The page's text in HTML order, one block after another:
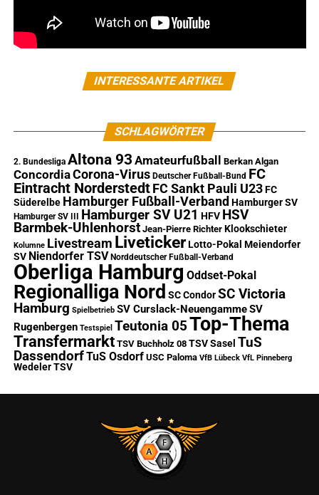
INTERESSANTE ARTIKEL
SCHLAGWÖRTER
2. Bundesliga Altona 93 Amateurfußball Berkan Algan
ConcordiaCorona-Virus Deutscher Fußball-Bund FC
Eintracht Norderstedt FC Sankt Pauli U23 FC
Süderelbe Hamburger Fußball-Verband Hamburger SV
Hamburger SV III Hamburger SV U21 HFV HSV
Barmbek-Uhlenhorst Jean-Pierre Richter Klookschieter
Kolumne Livestream Liveticker Lotto-Pokal Meiendorfer
SV Niendorfer TSV Norddeutscher Fußball-Verband
Oberliga Hamburg Oddset-Pokal
Regionalliga Nord SC Condor SC Victoria
Hamburg Spielbetrieb SV Curslack-NeuengammeSV
Rugenbergen Testspiel Teutonia 05Top-Thema
Transfermarkt TSV Buchholz 08 TSV Sasel TuS
DassendorfTuS Osdorf USC Paloma VfB Lübeck VfL Pinneberg
Wedeler TSV